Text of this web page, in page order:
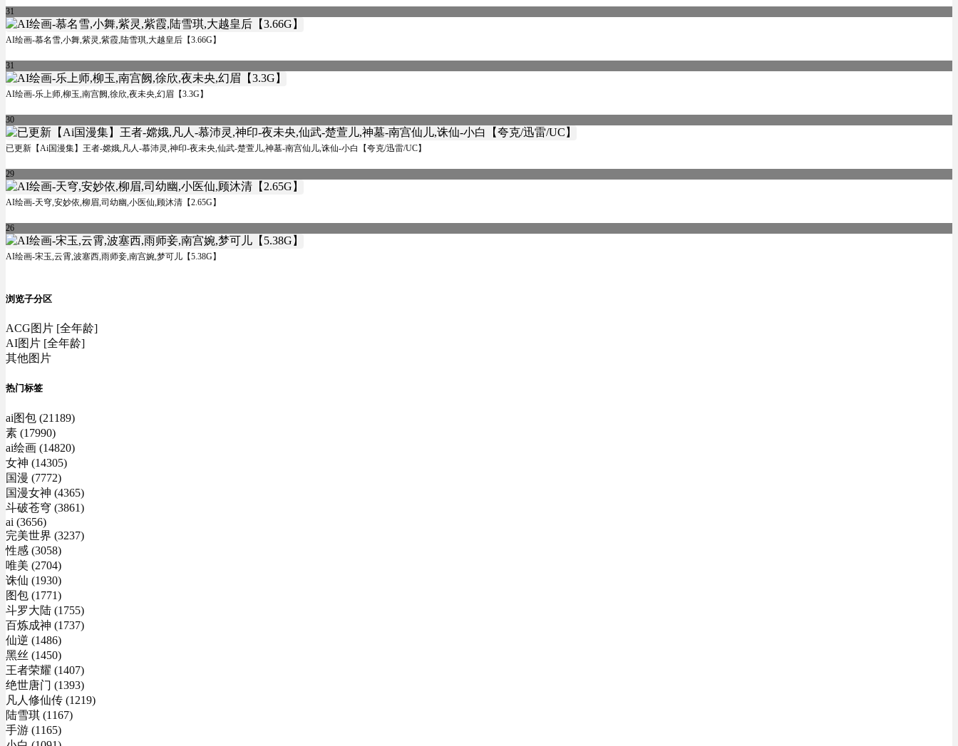
31
AI绘画-慕名雪,小舞,紫灵,紫霞,陆雪琪,大越皇后【3.66G】
31
AI绘画-乐上师,柳玉,南宫阙,徐欣,夜未央,幻眉【3.3G】
30
已更新【Ai国漫集】王者-嫦娥,凡人-慕沛灵,神印-夜未央,仙武-楚萱儿,神墓-南宫仙儿,诛仙-小白【夸克/迅雷/UC】
29
AI绘画-天穹,安妙依,柳眉,司幼幽,小医仙,顾沐清【2.65G】
26
AI绘画-宋玉,云霄,波塞西,雨师妾,南宫婉,梦可儿【5.38G】
浏览子分区
ACG图片 [全年龄]
AI图片 [全年龄]
其他图片
热门标签
ai图包 (21189)
素 (17990)
ai绘画 (14820)
女神 (14305)
国漫 (7772)
国漫女神 (4365)
斗破苍穹 (3861)
ai (3656)
完美世界 (3237)
性感 (3058)
唯美 (2704)
诛仙 (1930)
图包 (1771)
斗罗大陆 (1755)
百炼成神 (1737)
仙逆 (1486)
黑丝 (1450)
王者荣耀 (1407)
绝世唐门 (1393)
凡人修仙传 (1219)
陆雪琪 (1167)
手游 (1165)